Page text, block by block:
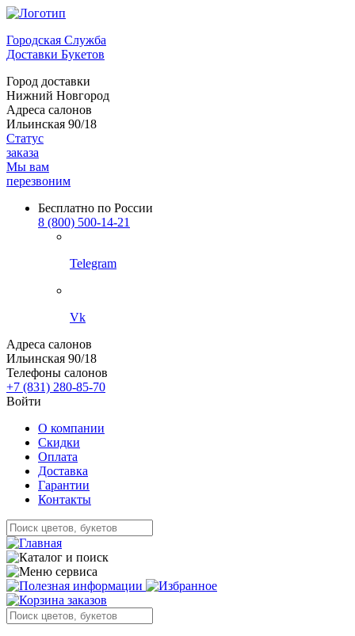
Городская Служба
Доставки Букетов
Город доставки
Нижний Новгород
Адреса салонов
Ильинская 90/18
Статус
заказа
Мы вам
перезвоним
Бесплатно по России
8 (800) 500-14-21
Telegram
Vk
Адреса салонов
Ильинская 90/18
Телефоны салонов
+7 (831) 280-85-70
Войти
О компании
Скидки
Оплата
Доставка
Гарантии
Контакты